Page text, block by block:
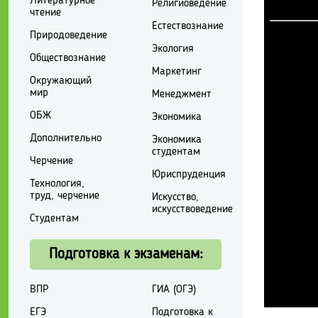
чтение
Природоведение
Обществознание
Окружающий
мир
ОБЖ
Дополнительно
Черчение
Технология,
труд, черчение
Студентам
Религиоведение
Естествознание
Экология
Маркетинг
Менеджмент
Экономика
Экономика
студентам
Юриспруденция
Искусство,
искусствоведение
Подготовка к экзаменам:
ВПР
ЕГЭ
ГИА (ОГЭ)
Подготовка к